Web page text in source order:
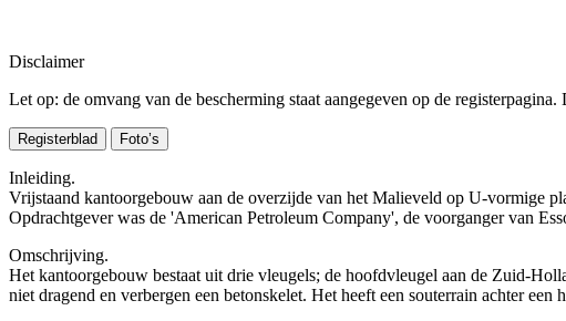
Disclaimer
Let op: de omvang van de bescherming staat aangegeven op de
Registerblad Foto’s
Inleiding.
Vrijstaand kantoorgebouw aan de overzijde van het Malieveld op U-vormige
Opdrachtgever was de 'American Petroleum Company', de voorganger van
Omschrijving.
Het kantoorgebouw bestaat uit drie vleugels; de hoofdvleugel aan de Zuid-
niet dragend en verbergen een betonskelet. Het heeft een souterrain achter